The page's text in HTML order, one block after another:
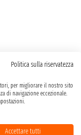
Politica sulla riservatezza
per migliorare il nostro sito
di navigazione eccezionale.
Accettare tutti